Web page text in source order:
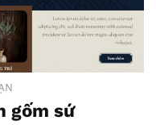
gốm sứ